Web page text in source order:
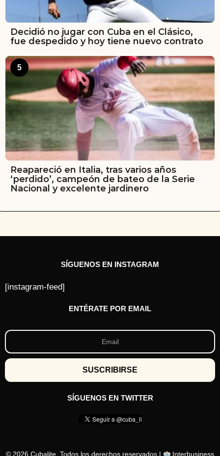
Decidió no jugar con Cuba en el Clásico,
fue despedido y hoy tiene nuevo contrato
5
Reapareció en Italia, tras varios años
‘perdido’, campeón de bateo de la Serie
Nacional y excelente jardinero
SÍGUENOS EN INSTAGRAM
[instagram-feed]
ENTÉRATE POR EMAIL
SÍGUENOS EN TWITTER
© 2026 Cubalite. Todos los derechos reservados | Interbusiness